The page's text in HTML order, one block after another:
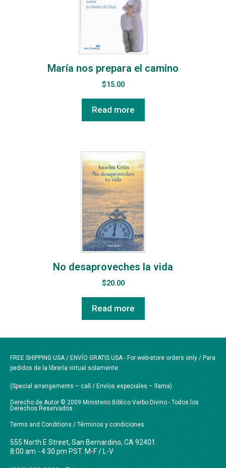
María nos prepara el camino
$15.00
Read more
No desaproveches la vida
$20.00
Read more
FREE SHIPPING USA / ENVÍO GRATIS USA - For web-store orders only / Para
pedidos de la librería virtual solamente
(Special arrangements – call / Envíos especiales – llama)
Derecho de Autor © 2009 Ministerio Biblico Verbo Divino - Todos los
Derechos Reservados
Terms and Conditions / Términos y condiciones
555 North E Street, San Bernardino, CA 92401
8:00 am - 4:30 pm PST. M-F / L-V